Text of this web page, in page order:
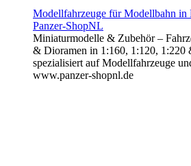
Modellfahrzeuge für Modellbahn
Panzer-ShopNL
Miniaturmodelle & Zubehör –
& Dioramen in 1:160, 1:120, 1:220
spezialisiert auf Modellfahrzeuge
www.panzer-shopnl.de